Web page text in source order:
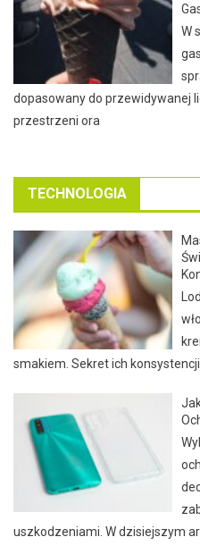
W
dopasowany do przewidywanej
przestrzeni ora
TECHNOLOGIA
smakiem. Sekret ich
uszkodzeniami. W dzisiejszym ar